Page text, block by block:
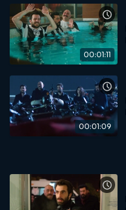
00:01:11
00:01:09